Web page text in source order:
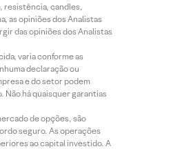
resistência, candles,
as opiniões dos Analistas
das opiniões dos Analistas
varia conforme as
declaração ou
e do setor podem
Não há quaisquer garantias
de opções, são
seguro. As operações
ao capital investido. A